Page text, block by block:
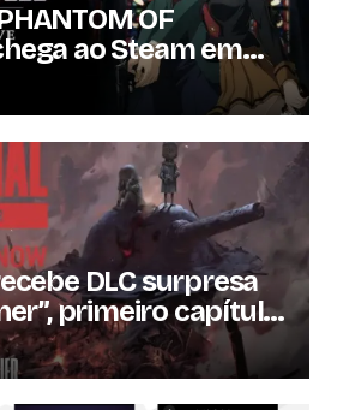
OF
ao Steam em
conteúdo da
em 2013
DLC surpresa
primeiro capítulo
de história